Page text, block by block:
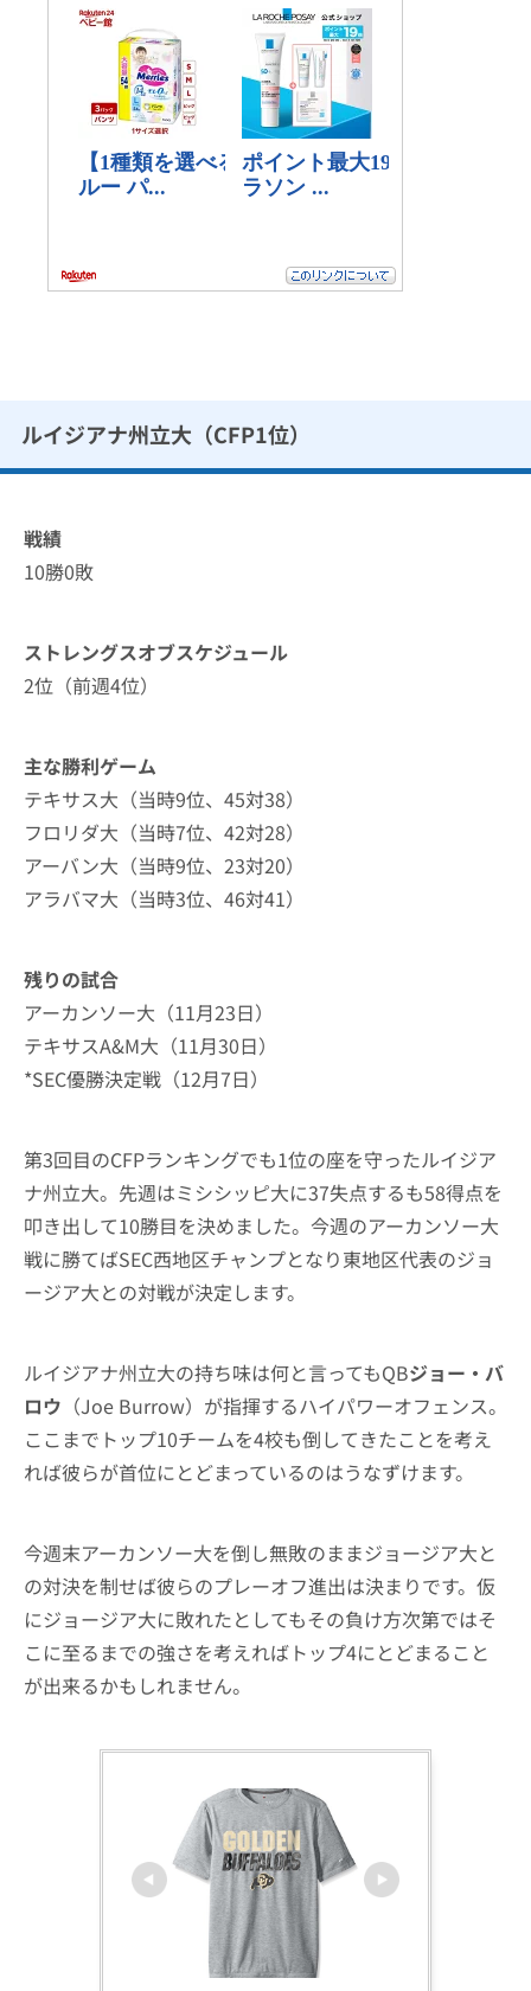
ルイジアナ州立大（CFP1位）
戦績
10勝0敗
ストレングスオブスケジュール
2位（前週4位）
主な勝利ゲーム
テキサス大（当時9位、45対38）
フロリダ大（当時7位、42対28）
アーバン大（当時9位、23対20）
アラバマ大（当時3位、46対41）
残りの試合
アーカンソー大（11月23日）
テキサスA&M大（11月30日）
*SEC優勝決定戦（12月7日）
第3回目のCFPランキングでも1位の座を守ったルイジア
ナ州立大。先週はミシシッピ大に37失点するも58得点を
叩き出して10勝目を決めました。今週のアーカンソー大
戦に勝てばSEC西地区チャンプとなり東地区代表のジョ
ージア大との対戦が決定します。
ルイジアナ州立大の持ち味は何と言ってもQBジョー・バ
ロウ （Joe Burrow）が指揮するハイパワーオフェンス。
ここまでトップ10チームを4校も倒してきたことを考え
れば彼らが首位にとどまっているのはうなずけます。
今週末アーカンソー大を倒し無敗のままジョージア大と
の対決を制せば彼らのプレーオフ進出は決まりです。仮
にジョージア大に敗れたとしてもその負け方次第ではそ
こに至るまでの強さを考えればトップ4にとどまること
が出来るかもしれません。